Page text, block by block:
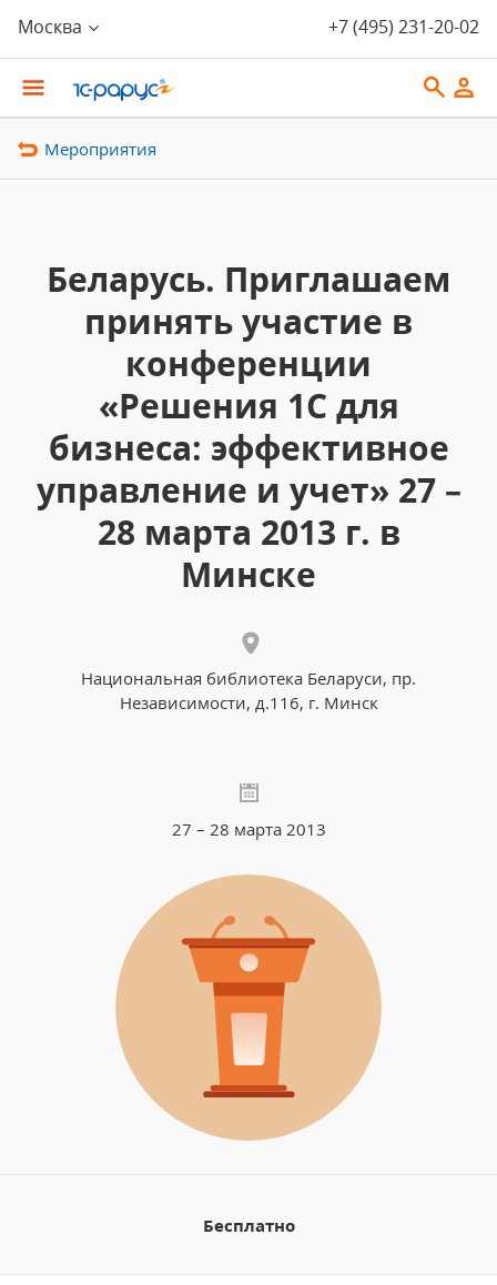
Москва +7 (495) 231-20-02
Мероприятия
Беларусь. Приглашаем
принять участие в
конференции
«Решения 1С для
бизнеса: эффективное
управление и учет» 27 –
28 марта 2013 г. в
Минске
Национальная библиотека Беларуси, пр.
Независимости, д.116, г. Минск
27 – 28 марта 2013
Бесплатно